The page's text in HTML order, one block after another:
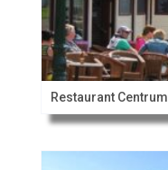
Restaurant Centrum